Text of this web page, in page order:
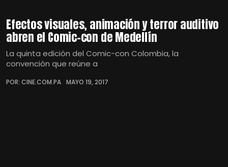
Efectos visuales, animación y terror auditivo
abren el Comic-con de Medellín
La quinta edición del Comic-con Colombia, la
convención que reúne a
POR: CINE.COM.PA MAYO 19, 2017